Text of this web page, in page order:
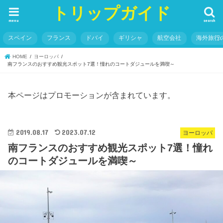
トリップガイド search
menu
スペイン フランス ドバイ ギリシャ 航空会社 海外旅行
HOME
ヨーロッパ
南フランスのおすすめ観光スポット7選！憧れのコートダジュールを満喫～
本ページはプロモーションが含まれています。
ヨーロッパ
2019.08.17 2023.07.12
南フランスのおすすめ観光スポット7選！憧れ
のコートダジュールを満喫～